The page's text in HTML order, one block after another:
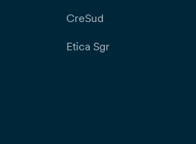
CreSud
Etica Sgr